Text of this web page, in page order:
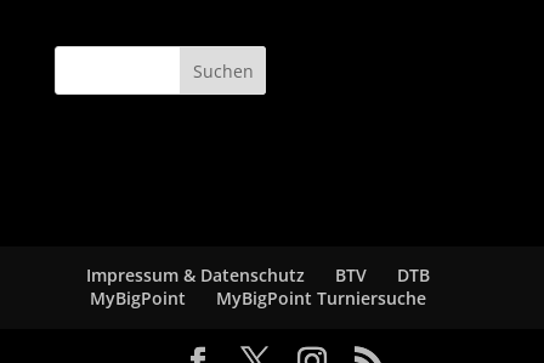
Impressum & Datenschutz BTV
DTB
MyBigPoint
MyBigPoint Turniersuche